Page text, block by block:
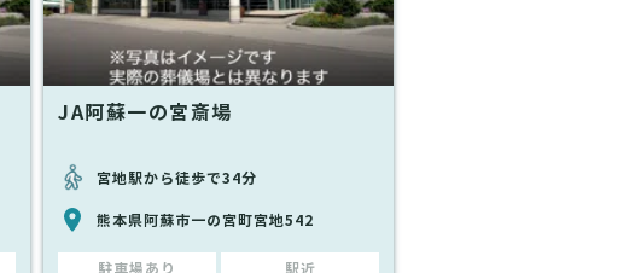
JA阿蘇一の宮斎場
宮地駅から徒歩で34分
熊本県阿蘇市一の宮町宮地542
駐車場あり 駅近